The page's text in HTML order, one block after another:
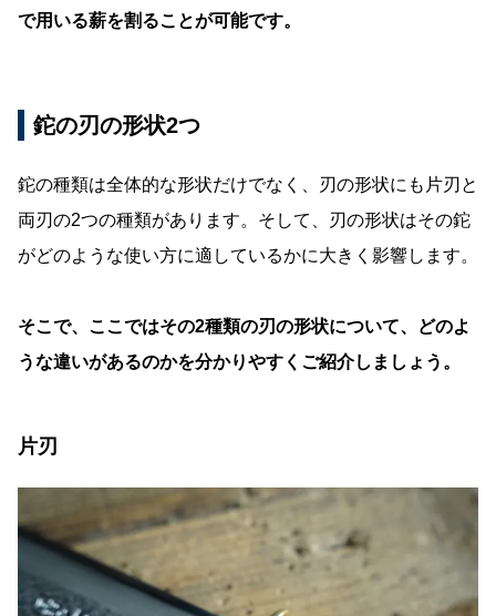
で用いる薪を割ることが可能です。
鉈の刃の形状2つ
鉈の種類は全体的な形状だけでなく、刃の形状にも片刃と
両刃の2つの種類があります。そして、刃の形状はその鉈
がどのような使い方に適しているかに大きく影響します。
そこで、ここではその2種類の刃の形状について、どのよ
うな違いがあるのかを分かりやすくご紹介しましょう。
片刃